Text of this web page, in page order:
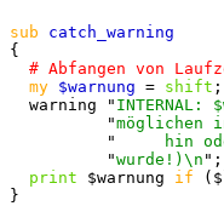
sub
{
my $warnung = shift ;
  warning "
          "
möglichen
          "
hin
          "
wurde!)\n ";
print $warnung if
}